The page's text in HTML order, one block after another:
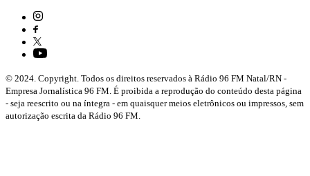
© 2024. Copyright. Todos os direitos reservados à Rádio 96 FM Natal/RN -
Empresa Jornalística 96 FM. É proibida a reprodução do conteúdo desta página
- seja reescrito ou na íntegra - em quaisquer meios eletrônicos ou impressos, sem
autorização escrita da Rádio 96 FM.